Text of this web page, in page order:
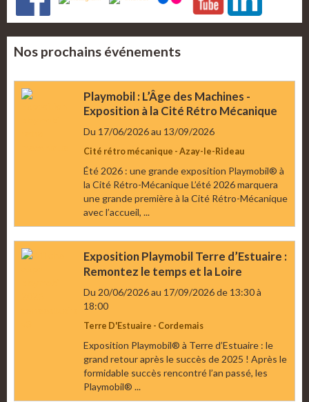
Nos prochains événements
Playmobil : L’Âge des Machines -
Exposition à la Cité Rétro Mécanique
Du 17/06/2026au 13/09/2026
Cité rétro mécanique - Azay-le-Rideau
Été 2026 : une grande exposition Playmobil® à
la Cité Rétro-Mécanique L’été 2026 marquera
une grande première à la Cité Rétro-Mécanique
avec l’accueil, ...
Exposition Playmobil Terre d’Estuaire :
Remontez le temps et la Loire
Du 20/06/2026au 17/09/2026de 13:30à
18:00
Terre D'Estuaire - Cordemais
Exposition Playmobil® à Terre d’Estuaire : le
grand retour après le succès de 2025 ! Après le
formidable succès rencontré l’an passé, les
Playmobil® ...